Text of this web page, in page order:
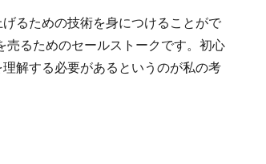
るための技術を身につけることがで
売るためのセールストークです。初心
解する必要があるというのが私の考